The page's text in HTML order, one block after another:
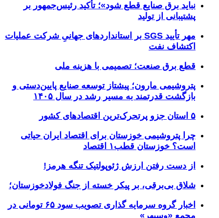
نباید برق صنایع قطع شود»؛ تأکید رئیس‌جمهور بر
پشتیبانی از تولید
مهر تأیید SGS بر استانداردهای جهانیِ شرکت عملیات
اکتشاف نفت
قطع برق صنعت؛ تصمیمی با هزینه ملی
پتروشیمی مارون؛ پیشتاز توسعه صنایع پایین‌دستی و
بازگشت قدرتمند به مسیر رشد در سال ۱۴۰۵
۵ استان جزو پرتحرک‌ترین اقتصاد‌های کشور
چرا پتروشیمی خوزستان برای اقتصاد ایران حیاتی
است؟ خوزستان قطب۱ اقتصاد
از دست رفتن ارزش ژئوپولتیک تنگه هرمز!
شلاق‌ بی‌برقی، بر پیکر خسته‌ از جنگ فولادخوزستان؛
اخبار گروه سرمایه گذاری تصویب سود ۶۵ تومانی در
مجمع «وسپهر»